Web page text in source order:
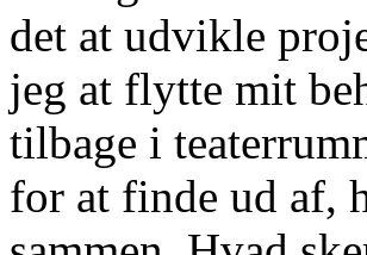
det at udvikle
jeg at flytte mit
tilbage i
for at finde ud af,